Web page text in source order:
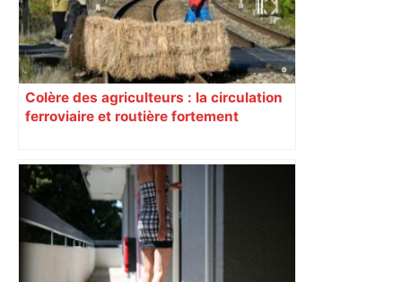
Colère des agriculteurs : la circulation
ferroviaire et routière fortement